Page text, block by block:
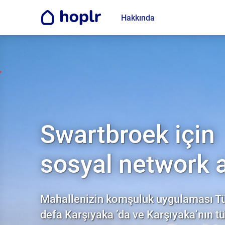
Hakkında
Swartbroek için
sosyal network
Mahallenizin komşuluk uygulaması
defa Karşıyaka ’da ve Karşıyaka’nın